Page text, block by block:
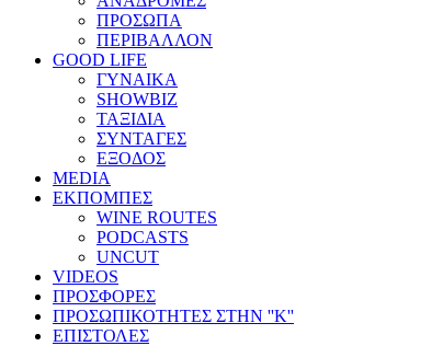
ΠΡΟΣΩΠΑ
ΠΕΡΙΒΑΛΛΟΝ
GOOD LIFE
ΓΥΝΑΙΚΑ
SHOWBIZ
ΤΑΞΙΔΙΑ
ΣΥΝΤΑΓΕΣ
ΕΞΟΔΟΣ
MEDIA
ΕΚΠΟΜΠΕΣ
WINE ROUTES
PODCASTS
UNCUT
VIDEOS
ΠΡΟΣΦΟΡΕΣ
ΠΡΟΣΩΠΙΚΟΤΗΤΕΣ ΣΤΗΝ ''Κ''
ΕΠΙΣΤΟΛΕΣ